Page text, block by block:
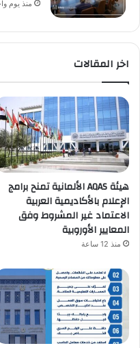
منذ يوم
اخر المقالات
هيئة AQAS الألمانية تمنح برامج
الإعلام بالأكاديمية العربية
الاعتماد غير المشروط وفق
المعايير الأوروبية
منذ 12 ساعة